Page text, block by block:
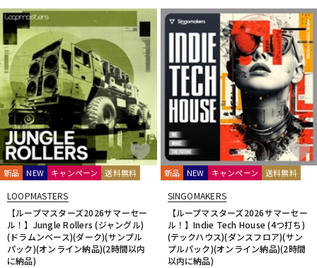
新品 NEW キャンペーン 送料無料
LOOPMASTERS
【ループマスターズ2026サマーセー
ル！】Jungle Rollers (ジャングル)
(ドラムンベース)(ダーク)(サンプル
パック)(オンライン納品)(2時間以内
に納品)
新品 NEW キャンペーン 送料無料
SINGOMAKERS
【ループマスターズ2026サマーセー
ル！】Indie Tech House (4つ打ち)
(テックハウス)(ダンスフロア)(サン
プルパック)(オンライン納品)(2時間
以内に納品)